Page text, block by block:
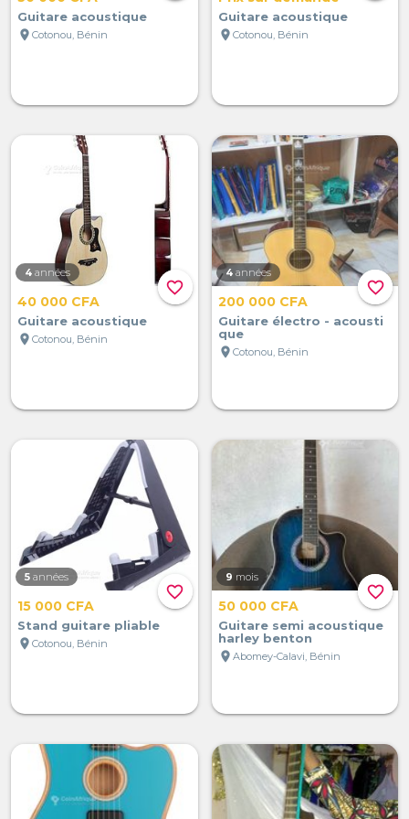
Guitare acoustique
location_on Cotonou, Bénin
Guitare acoustique
location_on Cotonou, Bénin
favorite_border
4 années
40 000 CFA
Guitare acoustique
location_on Cotonou, Bénin
favorite_border
4 années
200 000 CFA
Guitare électro - acousti
que
location_on Cotonou, Bénin
favorite_border
5 années
15 000 CFA
Stand guitare pliable
location_on Cotonou, Bénin
favorite_border
9 mois
50 000 CFA
Guitare semi acoustique
harley benton
location_on Abomey-Calavi, Bénin